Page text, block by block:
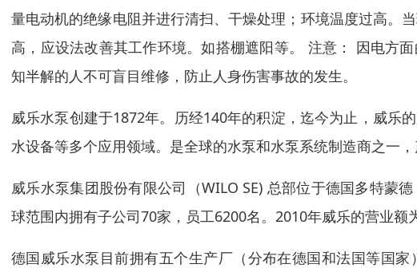
量电动机的绝缘电阻并进行清扫、干燥处理；环境温度过高
高，应设法改善其工作环境。如搭棚遮阳等。 注意： 因电方
知半解的人不可盲目维修，防止人身伤害事故的发生。
威乐水泵创建于1872年。历经140年的积淀，迄今为止，威乐
水设备等多个应用领域。是全球的水泵和水泵系统制造商之一
威乐水泵集团股份有限公司（WILO SE) 总部位于德国多特蒙
球范围内拥有子公司70家，员工6200名。2010年威乐的营业额
德国威乐水泵目前拥有五个生产厂（分布在德国和法国等国